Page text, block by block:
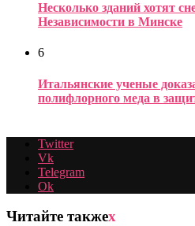
Несколько зданий хотят
Независимости в Минске
6
Итальянские ученые
полифлорного меда в
Twitter
Vk
Telegram
Ok
Читайте такжеx